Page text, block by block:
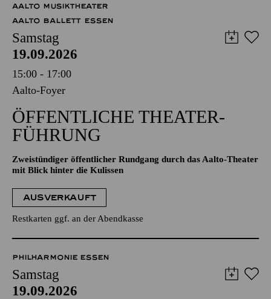
AALTO MUSIKTHEATER
AALTO BALLETT ESSEN
Samstag
19.09.2026
15:00 - 17:00
Aalto-Foyer
ÖFFENTLICHE THEATER­
FÜHRUNG
Zweistündiger öffentlicher Rundgang durch das Aalto-Theater
mit Blick hinter die Kulissen
AUSVERKAUFT
Restkarten ggf. an der Abendkasse
PHILHARMONIE ESSEN
Samstag
19.09.2026